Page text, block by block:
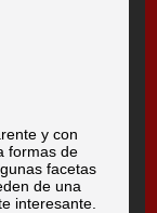
y con
formas de
facetas
de una
interesante.